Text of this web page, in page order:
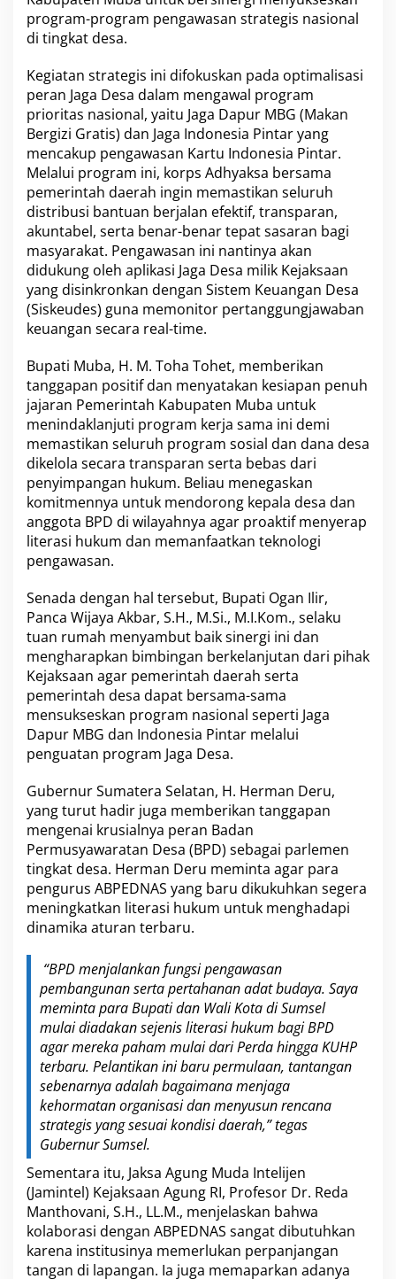
program-program pengawasan strategis nasional
di tingkat desa.
Kegiatan strategis ini difokuskan pada optimalisasi
peran Jaga Desa dalam mengawal program
prioritas nasional, yaitu Jaga Dapur MBG (Makan
Bergizi Gratis) dan Jaga Indonesia Pintar yang
mencakup pengawasan Kartu Indonesia Pintar.
Melalui program ini, korps Adhyaksa bersama
pemerintah daerah ingin memastikan seluruh
distribusi bantuan berjalan efektif, transparan,
akuntabel, serta benar-benar tepat sasaran bagi
masyarakat. Pengawasan ini nantinya akan
didukung oleh aplikasi Jaga Desa milik Kejaksaan
yang disinkronkan dengan Sistem Keuangan Desa
(Siskeudes) guna memonitor pertanggungjawaban
keuangan secara real-time.
Bupati Muba, H. M. Toha Tohet, memberikan
tanggapan positif dan menyatakan kesiapan penuh
jajaran Pemerintah Kabupaten Muba untuk
menindaklanjuti program kerja sama ini demi
memastikan seluruh program sosial dan dana desa
dikelola secara transparan serta bebas dari
penyimpangan hukum. Beliau menegaskan
komitmennya untuk mendorong kepala desa dan
anggota BPD di wilayahnya agar proaktif menyerap
literasi hukum dan memanfaatkan teknologi
pengawasan.
Senada dengan hal tersebut, Bupati Ogan Ilir,
Panca Wijaya Akbar, S.H., M.Si., M.I.Kom., selaku
tuan rumah menyambut baik sinergi ini dan
mengharapkan bimbingan berkelanjutan dari pihak
Kejaksaan agar pemerintah daerah serta
pemerintah desa dapat bersama-sama
mensukseskan program nasional seperti Jaga
Dapur MBG dan Indonesia Pintar melalui
penguatan program Jaga Desa.
Gubernur Sumatera Selatan, H. Herman Deru,
yang turut hadir juga memberikan tanggapan
mengenai krusialnya peran Badan
Permusyawaratan Desa (BPD) sebagai parlemen
tingkat desa. Herman Deru meminta agar para
pengurus ABPEDNAS yang baru dikukuhkan segera
meningkatkan literasi hukum untuk menghadapi
dinamika aturan terbaru.
“BPD menjalankan fungsi pengawasan
pembangunan serta pertahanan adat budaya. Saya
meminta para Bupati dan Wali Kota di Sumsel
mulai diadakan sejenis literasi hukum bagi BPD
agar mereka paham mulai dari Perda hingga KUHP
terbaru. Pelantikan ini baru permulaan, tantangan
sebenarnya adalah bagaimana menjaga
kehormatan organisasi dan menyusun rencana
strategis yang sesuai kondisi daerah,” tegas
Gubernur Sumsel.
Sementara itu, Jaksa Agung Muda Intelijen
(Jamintel) Kejaksaan Agung RI, Profesor Dr. Reda
Manthovani, S.H., LL.M., menjelaskan bahwa
kolaborasi dengan ABPEDNAS sangat dibutuhkan
karena institusinya memerlukan perpanjangan
tangan di lapangan. Ia juga memaparkan adanya